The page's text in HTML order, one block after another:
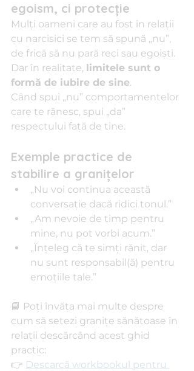
egoism, ci protecție
Mulți oameni care au fost în relații
cu narcisici se tem să spună „nu”,
de frică să nu pară reci sau egoiști.
Dar în realitate, limitele sunt o
formă de iubire de sine.
Când spui „nu” comportamentelor
care te rănesc, spui „da”
respectului față de tine.
Exemple practice de
stabilire a granițelor
„Nu voi continua această
conversație dacă ridici tonul.”
„Am nevoie de timp pentru
mine, nu pot vorbi acum.”
„Înțeleg că te simți rănit, dar
nu sunt responsabil(ă) pentru
emoțiile tale.”
📘 Poți învăța mai multe despre
cum să setezi granițe sănătoase în
relații descărcând acest ghid
practic:
👉 Descarcă workbookul pentru